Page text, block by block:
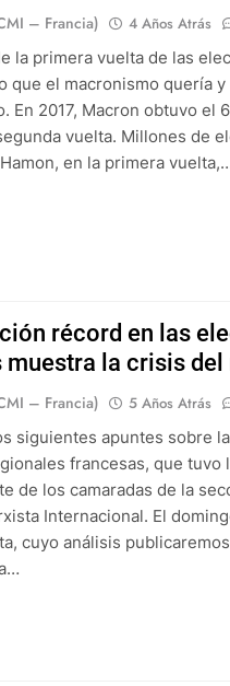
– Francia) 4 Años Atrás
la primera vuelta de las
que el macronismo quería
En 2017, Macron obtuvo el
vuelta. Millones de
en la primera
récord en las
muestra la crisis del
– Francia) 5 Años Atrás
siguientes apuntes sobre
francesas, que tuvo
de los camaradas de la
Internacional. El
cuyo análisis